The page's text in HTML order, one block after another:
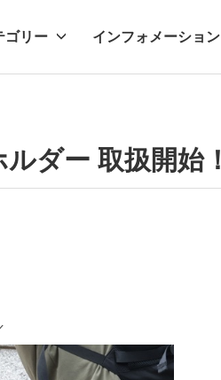
ゴリー インフォメーション
ダー 取扱開始！